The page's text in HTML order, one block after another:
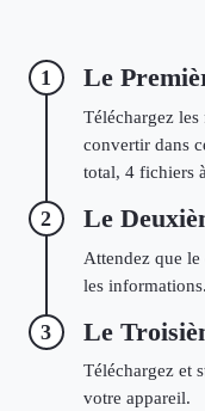
1 Le
Téléchargez
convertir dans
total, 4 fichiers
2 Le
Attendez que
les informations.
3 Le
Téléchargez et
votre appareil.